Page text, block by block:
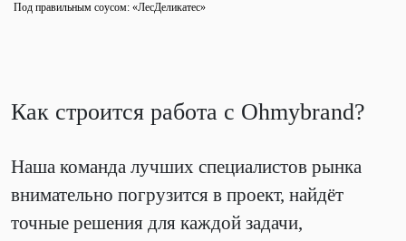
Под правильным соусом: «ЛесДеликатес»
Как строится работа с Ohmybrand?
Наша команда лучших специалистов рынка
внимательно погрузится в проект, найдёт
точные решения для каждой задачи,